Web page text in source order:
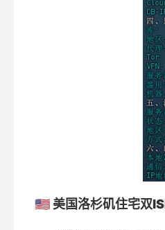
🇺🇸 美国洛杉矶住宅双